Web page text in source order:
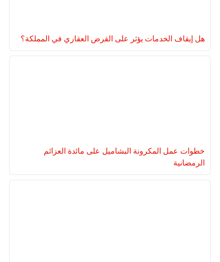
هل إيقاف الخدمات يؤثر على القرض العقاري في المملكة؟
خطوات عمل المكرونة البشاميل على مائدة العزائم
الرمضانية